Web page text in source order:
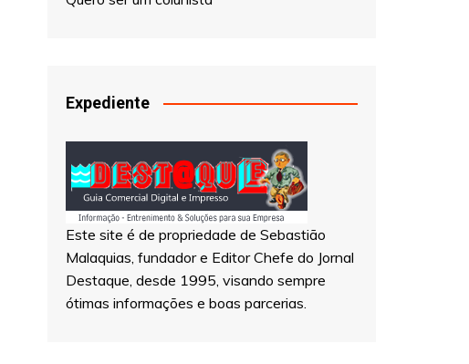
Este site é de propriedade de Sebastião
Malaquias, fundador e Editor Chefe do Jornal
Destaque, desde 1995, visando sempre
ótimas informações e boas parcerias.